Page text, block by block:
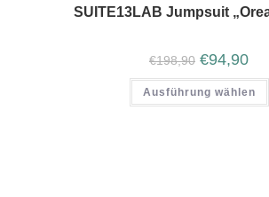
SUITE13LAB Jumpsuit
€198,90 €94,90
Ausführung wählen